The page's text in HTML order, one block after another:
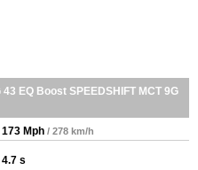
EQ Boost SPEEDSHIFT MCT 9G
173 Mph / 278 km/h
4.7 s